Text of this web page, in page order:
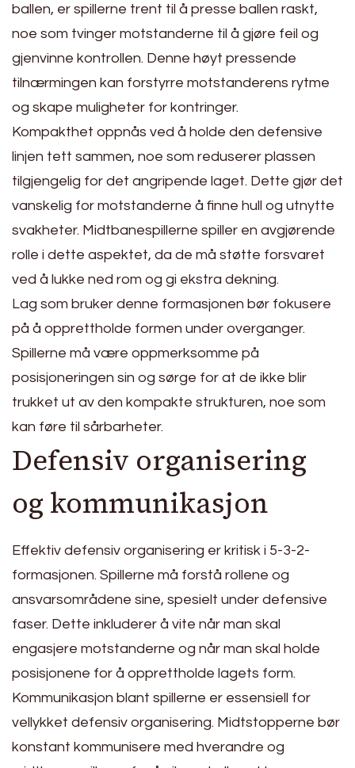
ballen, er spillerne trent til å presse ballen raskt,
noe som tvinger motstanderne til å gjøre feil og
gjenvinne kontrollen. Denne høyt pressende
tilnærmingen kan forstyrre motstanderens rytme
og skape muligheter for kontringer.
Kompakthet oppnås ved å holde den defensive
linjen tett sammen, noe som reduserer plassen
tilgjengelig for det angripende laget. Dette gjør det
vanskelig for motstanderne å finne hull og utnytte
svakheter. Midtbanespillerne spiller en avgjørende
rolle i dette aspektet, da de må støtte forsvaret
ved å lukke ned rom og gi ekstra dekning.
Lag som bruker denne formasjonen bør fokusere
på å opprettholde formen under overganger.
Spillerne må være oppmerksomme på
posisjoneringen sin og sørge for at de ikke blir
trukket ut av den kompakte strukturen, noe som
kan føre til sårbarheter.
Defensiv organisering
og kommunikasjon
Effektiv defensiv organisering er kritisk i 5-3-2-
formasjonen. Spillerne må forstå rollene og
ansvarsområdene sine, spesielt under defensive
faser. Dette inkluderer å vite når man skal
engasjere motstanderne og når man skal holde
posisjonene for å opprettholde lagets form.
Kommunikasjon blant spillerne er essensiell for
vellykket defensiv organisering. Midtstopperne bør
konstant kommunisere med hverandre og